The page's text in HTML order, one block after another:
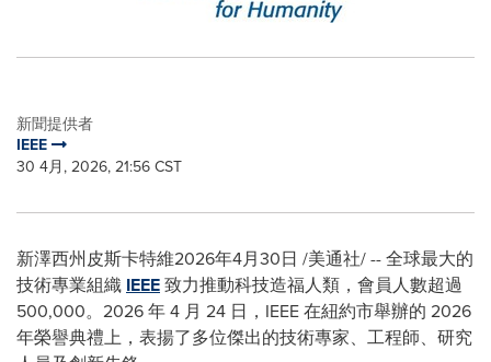
新聞提供者
IEEE
30 4月, 2026, 21:56 CST
新澤西州皮斯卡特維2026年4月30日 /美通社/ -- 全球最大的
技術專業組織 IEEE致力推動科技造福人類，會員人數超過
500,000。2026 年 4 月 24 日，IEEE 在紐約市舉辦的 2026
年榮譽典禮上，表揚了多位傑出的技術專家、工程師、研究